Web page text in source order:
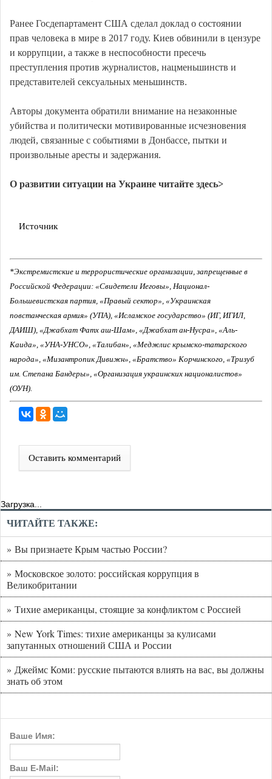
Ранее Госдепартамент США сделал доклад о состоянии
прав человека в мире в 2017 году. Киев обвинили в цензуре
и коррупции, а также в неспособности пресечь
преступления против журналистов, нацменьшинств и
представителей сексуальных меньшинств.
Авторы документа обратили внимание на незаконные
убийства и политически мотивированные исчезновения
людей, связанные с событиями в Донбассе, пытки и
произвольные аресты и задержания.
О развитии ситуации на Украине читайте здесь>
Источник
*Экстремистские и террористические организации, запрещенные в
Российской Федерации: «Свидетели Иеговы», Национал-
Большевистская партия, «Правый сектор», «Украинская
повстанческая армия» (УПА), «Исламское государство» (ИГ, ИГИЛ,
ДАИШ), «Джабхат Фатх аш-Шам», «Джабхат ан-Нусра», «Аль-
Каида», «УНА-УНСО», «Талибан», «Меджлис крымско-татарского
народа», «Мизантропик Дивижн», «Братство» Корчинского, «Тризуб
им. Степана Бандеры», «Организация украинских националистов»
(ОУН).
Оставить комментарий
Загрузка...
ЧИТАЙТЕ ТАКЖЕ:
» Вы признаете Крым частью России?
» Московское золото: российская коррупция в
Великобритании
» Тихие американцы, стоящие за конфликтом с Россией
» New York Times: тихие американцы за кулисами
запутанных отношений США и России
» Джеймс Коми: русские пытаются влиять на вас, вы должны
знать об этом
Ваше Имя:
Ваш E-Mail: